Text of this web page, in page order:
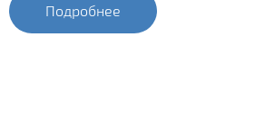
Подробнее